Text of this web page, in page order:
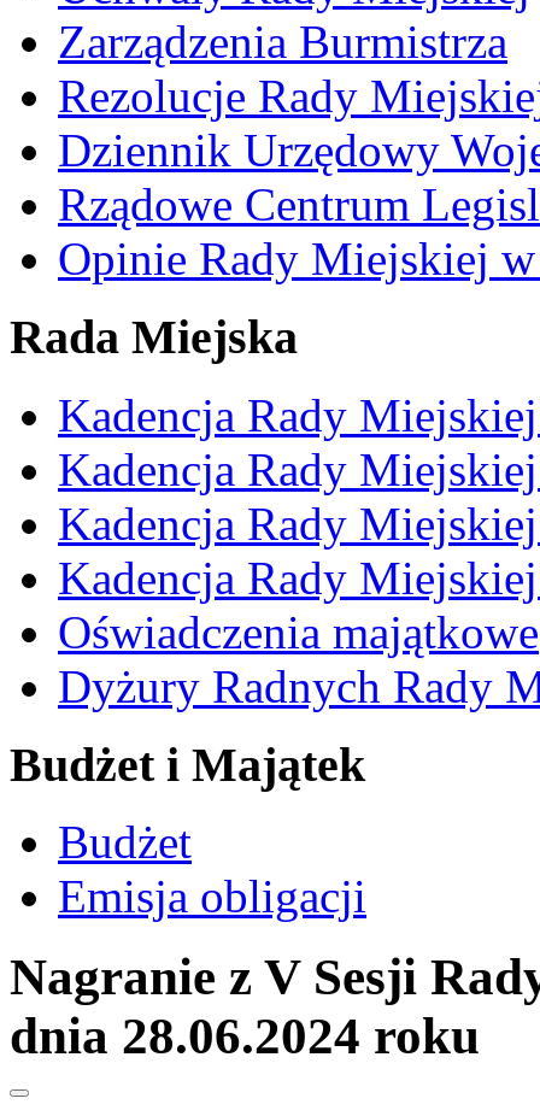
Zarządzenia Burmistrza
Rezolucje Rady
Dziennik Urzędowy
Rządowe Centrum
Opinie Rady Miejskiej w
Rada Miejska
Kadencja Rady
Kadencja Rady
Kadencja Rady
Kadencja Rady
Oświadczenia majątkowe
Dyżury Radnych Rady
Budżet i Majątek
Budżet
Emisja obligacji
Nagranie z V Sesji
dnia 28.06.2024 roku